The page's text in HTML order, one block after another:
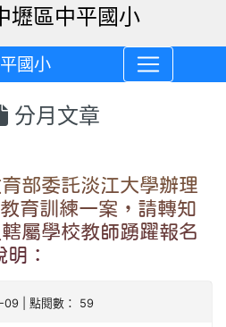
國小
分月文章
部委託淡江大學辦理
育訓練一案，請轉知
屬學校教師踴躍報名
：
| 點閱數： 59